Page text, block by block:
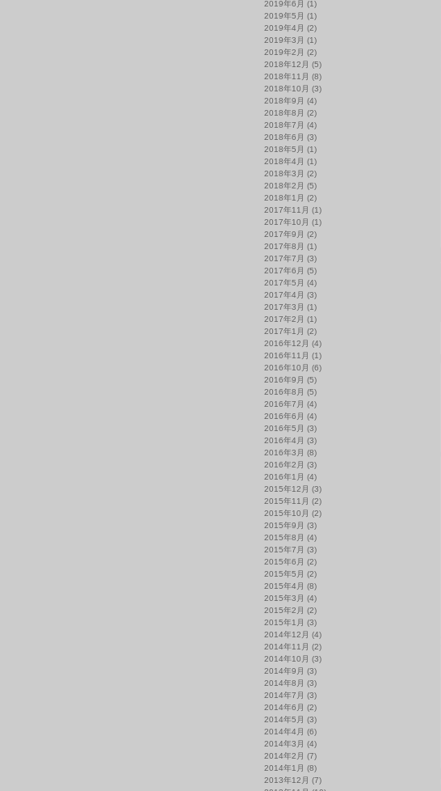
2019年6月 (1)
2019年5月 (1)
2019年4月 (2)
2019年3月 (1)
2019年2月 (2)
2018年12月 (5)
2018年11月 (8)
2018年10月 (3)
2018年9月 (4)
2018年8月 (2)
2018年7月 (4)
2018年6月 (3)
2018年5月 (1)
2018年4月 (1)
2018年3月 (2)
2018年2月 (5)
2018年1月 (2)
2017年11月 (1)
2017年10月 (1)
2017年9月 (2)
2017年8月 (1)
2017年7月 (3)
2017年6月 (5)
2017年5月 (4)
2017年4月 (3)
2017年3月 (1)
2017年2月 (1)
2017年1月 (2)
2016年12月 (4)
2016年11月 (1)
2016年10月 (6)
2016年9月 (5)
2016年8月 (5)
2016年7月 (4)
2016年6月 (4)
2016年5月 (3)
2016年4月 (3)
2016年3月 (8)
2016年2月 (3)
2016年1月 (4)
2015年12月 (3)
2015年11月 (2)
2015年10月 (2)
2015年9月 (3)
2015年8月 (4)
2015年7月 (3)
2015年6月 (2)
2015年5月 (2)
2015年4月 (8)
2015年3月 (4)
2015年2月 (2)
2015年1月 (3)
2014年12月 (4)
2014年11月 (2)
2014年10月 (3)
2014年9月 (3)
2014年8月 (3)
2014年7月 (3)
2014年6月 (2)
2014年5月 (3)
2014年4月 (6)
2014年3月 (4)
2014年2月 (7)
2014年1月 (8)
2013年12月 (7)